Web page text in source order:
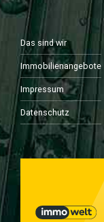
Das sind wir
Immobilienangebote
Impressum
Datenschutz